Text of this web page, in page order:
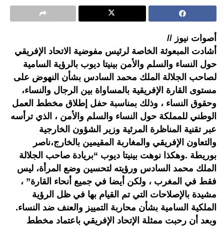
أصوات نيوز //
أشادت المبعوثة الخاصة لرئيس مفوضية الاتحاد الإفريقي
حول النساء والسلم والأمن بينيتا ديوب بالرؤية السامية
لصاحب الجلالة الملك محمد السادس بشأن النهوض على
مستوى القارة الإفريقية بالمساواة بين الرجال والنساء،
وحقوق النساء ، وذلك بمناسبة حفل إطلاق مخطط العمل
الوطني للمملكة حول النساء والسلم والأمن ، الذي ترأسه
عبر تقنية المناظرة المرئية وزير الشؤون الخارجية
والتعاون الإفريقي والمغاربة المقيمين بالخارج،ناصر
بوريطة .وهكذا نوهت بينيتا ديوب “بريادة صاحب الجلالة
الملك محمد السادس ورؤيته لتحسين وضع المرأة، ليس
فقط في المغرب ، ولكن أيضا في جميع أنحاء القارة” ،
مشيدة بالإصلاحات التي تم القيام بها في ظل الرؤية
الملكية السامية بشأن محاربة التمييز والعنف ضد النساء.
وبعد أن رحبت ممثلة الإتحاد الإفريقي باعتماد مخطط